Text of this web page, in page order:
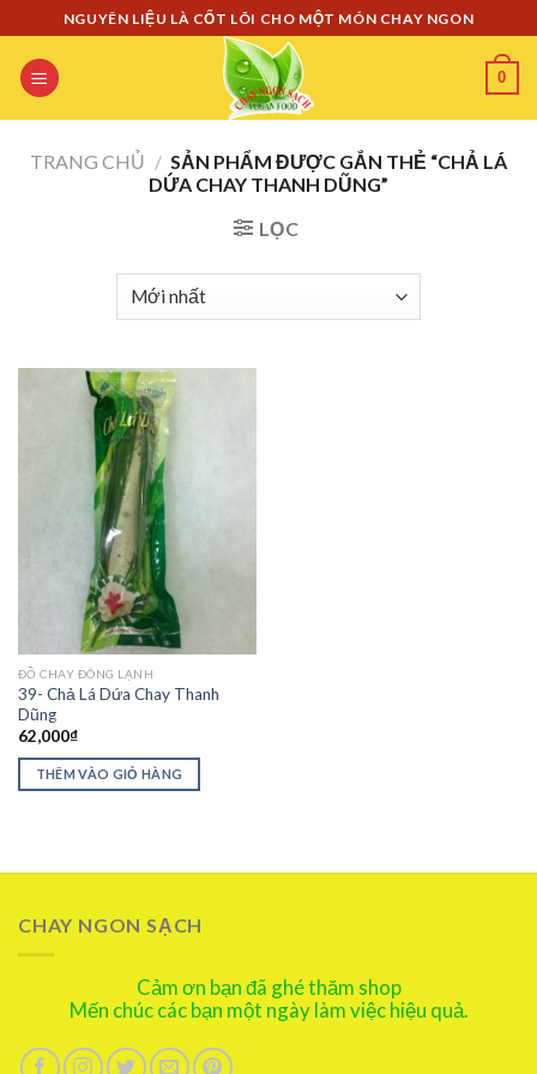
to
content
NGUYÊN LIỆU LÀ CỐT LÕI CHO MỘT MÓN CHAY NGON
0
TRANG CHỦ / SẢN PHẨM ĐƯỢC GẮN THẺ “CHẢ LÁ
DỨA CHAY THANH DŨNG”
LỌC
ĐỒ CHAY ĐÔNG LẠNH
39- Chả Lá Dứa Chay Thanh
Dũng
62,000₫
THÊM VÀO GIỎ HÀNG
CHAY NGON SẠCH
Cảm ơn bạn đã ghé thăm shop
Mến chúc các bạn một ngày làm việc hiệu quả.